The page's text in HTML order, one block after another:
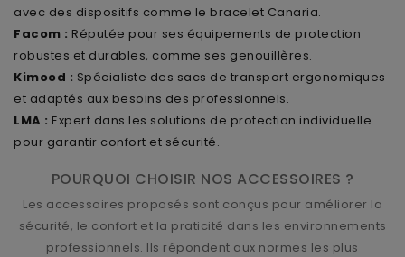
avec des dispositifs comme le bracelet Canaria.
Facom : Réputée pour ses équipements de protection
robustes et durables, comme ses genouillères.
Kimood : Spécialiste des sacs de transport ergonomiques
et adaptés aux besoins des professionnels.
LMA : Expert dans les solutions de protection individuelle
pour garantir confort et sécurité.
POURQUOI CHOISIR NOS ACCESSOIRES ?
Les accessoires proposés sont conçus pour améliorer la
sécurité, le confort et la praticité dans les environnements
professionnels. Ils répondent aux normes les plus